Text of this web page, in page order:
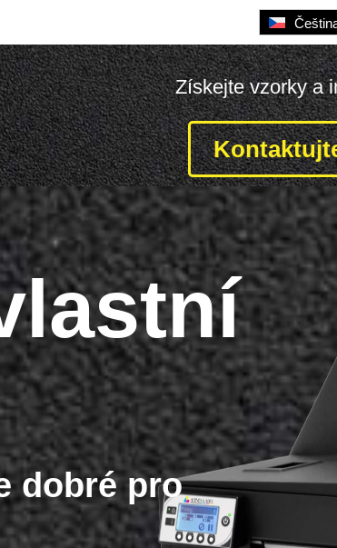
Získejte vzorky a
dobré pro